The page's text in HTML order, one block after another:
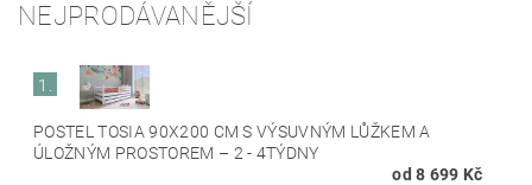
NEJPRODÁVANĚJŠÍ
1.
POSTEL TOSIA 90X200 CM S VÝSUVNÝM LŮŽKEM A
ÚLOŽNÝM PROSTOREM – 2 - 4TÝDNY
od 8 699 Kč